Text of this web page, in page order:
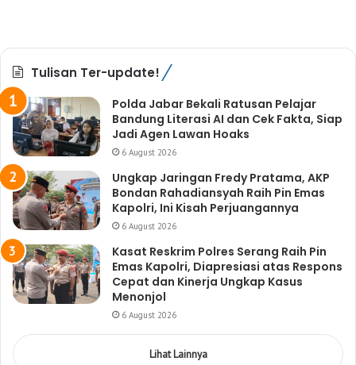
Tulisan Ter-update!
Polda Jabar Bekali Ratusan Pelajar
Bandung Literasi AI dan Cek Fakta, Siap
Jadi Agen Lawan Hoaks
6 August 2026
Ungkap Jaringan Fredy Pratama, AKP
Bondan Rahadiansyah Raih Pin Emas
Kapolri, Ini Kisah Perjuangannya
6 August 2026
Kasat Reskrim Polres Serang Raih Pin
Emas Kapolri, Diapresiasi atas Respons
Cepat dan Kinerja Ungkap Kasus
Menonjol
6 August 2026
Lihat Lainnya